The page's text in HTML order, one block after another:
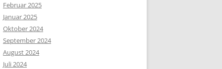
Februar 2025
Januar 2025
Oktober 2024
September 2024
August 2024
Juli 2024